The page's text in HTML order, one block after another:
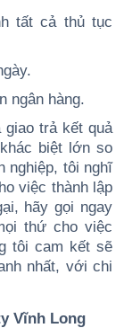
tất cả thủ tục
ngân hàng.
trả kết quả
biệt lớn so
nghiệp, tôi nghĩ
việc thành lập
hãy gọi ngay
thứ cho việc
tôi cam kết sẽ
nhất, với chi
Vĩnh Long